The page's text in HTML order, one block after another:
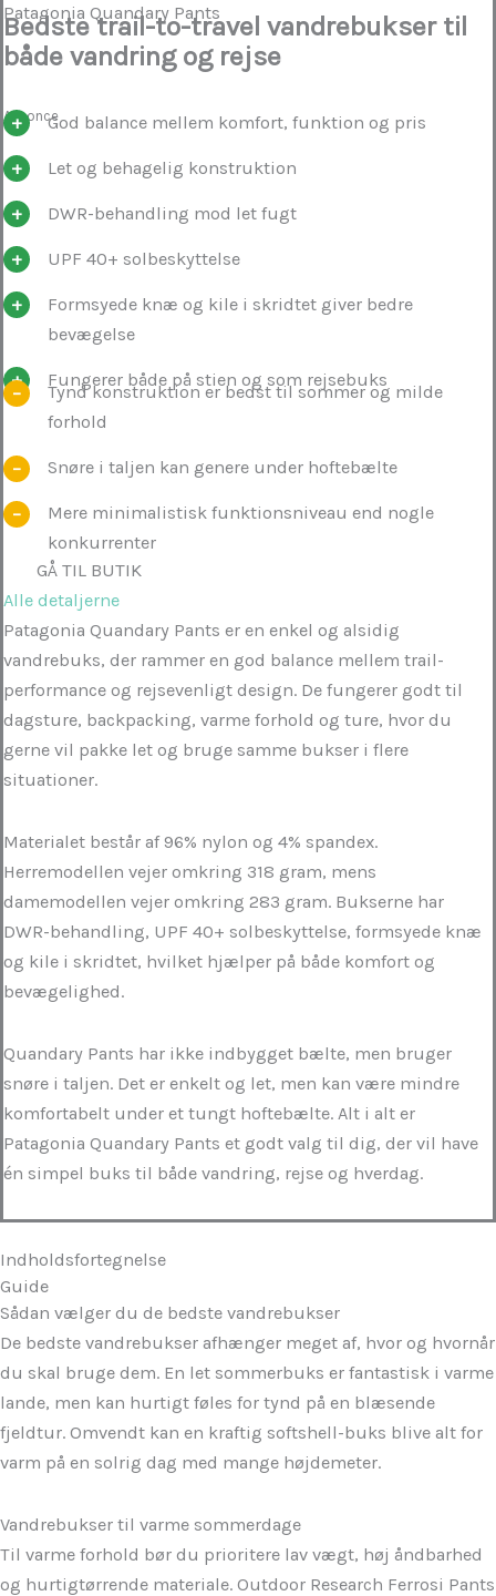
Patagonia Quandary Pants
Bedste trail-to-travel vandrebukser til
både vandring og rejse
AnnonceGod balance mellem komfort, funktion og pris
Let og behagelig konstruktion
DWR-behandling mod let fugt
UPF 40+ solbeskyttelse
Formsyede knæ og kile i skridtet giver bedre
bevægelse
Fungerer både på stien og som rejsebuks
Tynd konstruktion er bedst til sommer og milde
forhold
Snøre i taljen kan genere under hoftebælte
Mere minimalistisk funktionsniveau end nogle
konkurrenter
GÅ TIL BUTIK
Alle detaljerne
Patagonia Quandary Pants er en enkel og alsidig
vandrebuks, der rammer en god balance mellem trail-
performance og rejsevenligt design. De fungerer godt til
dagsture, backpacking, varme forhold og ture, hvor du
gerne vil pakke let og bruge samme bukser i flere
situationer.
Materialet består af 96% nylon og 4% spandex.
Herremodellen vejer omkring 318 gram, mens
damemodellen vejer omkring 283 gram. Bukserne har
DWR-behandling, UPF 40+ solbeskyttelse, formsyede knæ
og kile i skridtet, hvilket hjælper på både komfort og
bevægelighed.
Quandary Pants har ikke indbygget bælte, men bruger
snøre i taljen. Det er enkelt og let, men kan være mindre
komfortabelt under et tungt hoftebælte. Alt i alt er
Patagonia Quandary Pants et godt valg til dig, der vil have
én simpel buks til både vandring, rejse og hverdag.
Indholdsfortegnelse
Guide
Sådan vælger du de bedste vandrebukser
De bedste vandrebukser afhænger meget af, hvor og hvornår
du skal bruge dem. En let sommerbuks er fantastisk i varme
lande, men kan hurtigt føles for tynd på en blæsende
fjeldtur. Omvendt kan en kraftig softshell-buks blive alt for
varm på en solrig dag med mange højdemeter.
Vandrebukser til varme sommerdage
Til varme forhold bør du prioritere lav vægt, høj åndbarhed
og hurtigtørrende materiale. Outdoor Research Ferrosi Pants